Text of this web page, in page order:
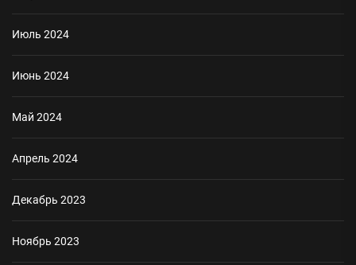
Июль 2024
Июнь 2024
Май 2024
Апрель 2024
Декабрь 2023
Ноябрь 2023